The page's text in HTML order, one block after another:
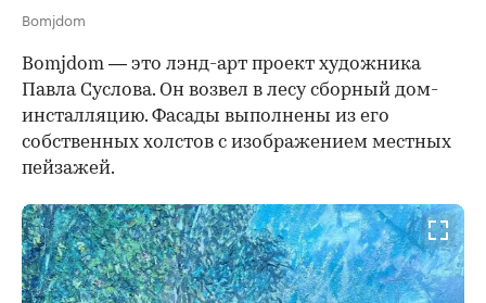
Bomjdom
Bomjdom — это лэнд-арт проект художника
Павла Суслова. Он возвел в лесу сборный дом-
инсталляцию. Фасады выполнены из его
собственных холстов с изображением местных
пейзажей.